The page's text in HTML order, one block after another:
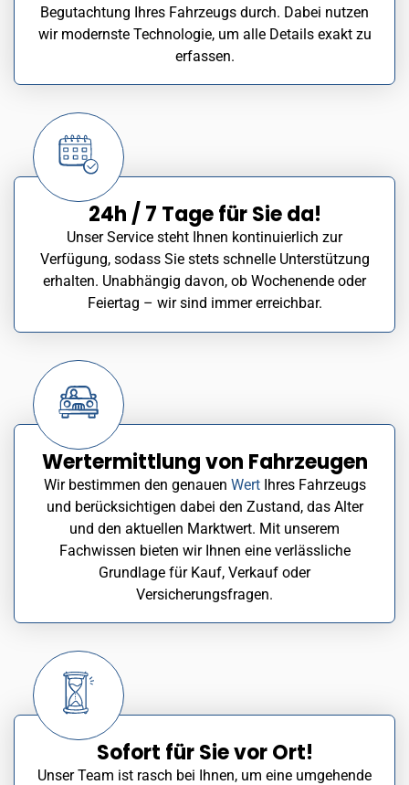
Begutachtung Ihres Fahrzeugs durch. Dabei nutzen
wir modernste Technologie, um alle Details exakt zu
erfassen.
24h / 7 Tage für Sie da!
Unser Service steht Ihnen kontinuierlich zur
Verfügung, sodass Sie stets schnelle Unterstützung
erhalten. Unabhängig davon, ob Wochenende oder
Feiertag – wir sind immer erreichbar.
Wertermittlung von Fahrzeugen
Wir bestimmen den genauen WertIhres Fahrzeugs
und berücksichtigen dabei den Zustand, das Alter
und den aktuellen Marktwert. Mit unserem
Fachwissen bieten wir Ihnen eine verlässliche
Grundlage für Kauf, Verkauf oder
Versicherungsfragen.
Sofort für Sie vor Ort!
Unser Team ist rasch bei Ihnen, um eine umgehende